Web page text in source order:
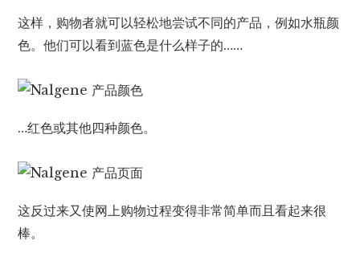
这样，购物者就可以轻松地尝试不同的产品，例如水瓶颜
色。他们可以看到蓝色是什么样子的……
…红色或其他四种颜色。
这反过来又使网上购物过程变得非常简单而且看起来很
棒。